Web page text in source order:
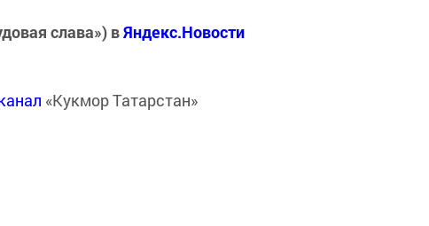
слава») вЯндекс.Новости
«Кукмор Татарстан»